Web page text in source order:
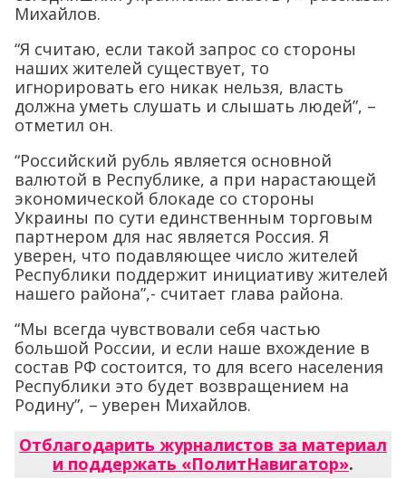
Михайлов.
“Я считаю, если такой запрос со стороны
наших жителей существует, то
игнорировать его никак нельзя, власть
должна уметь слушать и слышать людей”, –
отметил он.
“Российский рубль является основной
валютой в Республике, а при нарастающей
экономической блокаде со стороны
Украины по сути единственным торговым
партнером для нас является Россия. Я
уверен, что подавляющее число жителей
Республики поддержит инициативу жителей
нашего района”,- считает глава района.
“Мы всегда чувствовали себя частью
большой России, и если наше вхождение в
состав РФ состоится, то для всего населения
Республики это будет возвращением на
Родину”, – уверен Михайлов.
Отблагодарить журналистов за материал
и поддержать «ПолитНавигатор».